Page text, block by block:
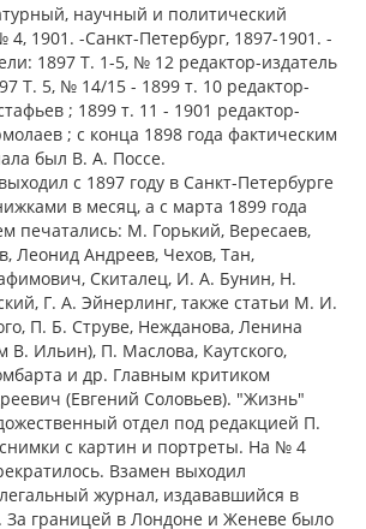
научный и политический
1901. -Санкт-Петербург, 1897-1901. -
1897 Т. 1-5, № 12 редактор-издатель
Т. 5, № 14/15 - 1899 т. 10 редактор-
; 1899 т. 11 - 1901 редактор-
; с конца 1898 года фактическим
был В. А. Поссе.
с 1897 году в Санкт-Петербурге
в месяц, а с марта 1899 года
печатались: М. Горький, Вересаев,
Леонид Андреев, Чехов, Тан,
Скиталец, И. А. Бунин, Н.
Г. А. Эйнерлинг, также статьи М. И.
П. Б. Струве, Нежданова, Ленина
В. Ильин), П. Маслова, Каутского,
и др. Главным критиком
(Евгений Соловьев). "Жизнь"
отдел под редакцией П.
с картин и портреты. На № 4
Взамен выходил
журнал, издававшийся в
За границей в Лондоне и Женеве было